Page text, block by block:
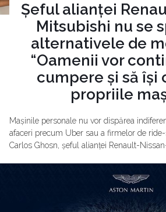
Șeful alianței
Mitsubishi nu se
alternativele de
“Oamenii vor
cumpere și să își
propriile
Mașinile personale nu vor dispărea
afaceri precum Uber sau a firmelor de
Carlos Ghosn, șeful alianței Renault-